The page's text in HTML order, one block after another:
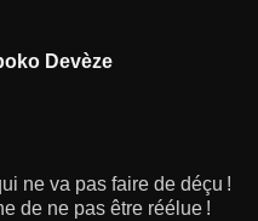
Devèze
ne va pas faire de déçu !
de ne pas être réélue !